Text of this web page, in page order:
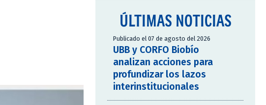
ÚLTIMAS NOTICIAS
Publicado el 07 de agosto del 2026
UBB y CORFO Biobío
analizan acciones para
profundizar los lazos
interinstitucionales